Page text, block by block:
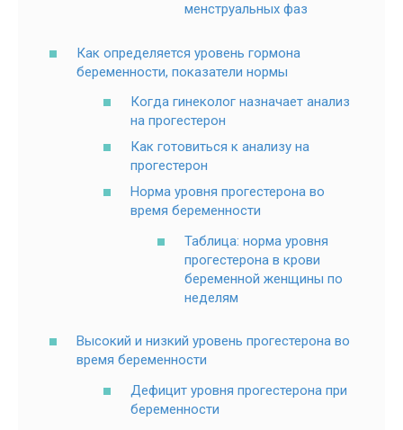
менструальных фаз
Как определяется уровень гормона
беременности, показатели нормы
Когда гинеколог назначает анализ
на прогестерон
Как готовиться к анализу на
прогестерон
Норма уровня прогестерона во
время беременности
Таблица: норма уровня
прогестерона в крови
беременной женщины по
неделям
Высокий и низкий уровень прогестерона во
время беременности
Дефицит уровня прогестерона при
беременности